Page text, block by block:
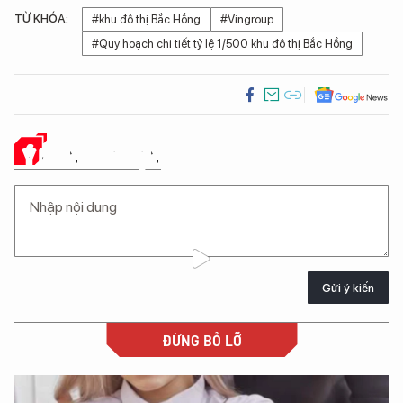
TỪ KHÓA: #khu đô thị Bắc Hồng
#Vingroup
#Quy hoạch chi tiết tỷ lệ 1/500 khu đô thị Bắc Hồng
Ý KIẾN CỦA BẠN
Gửi ý kiến
ĐỪNG BỎ LỠ